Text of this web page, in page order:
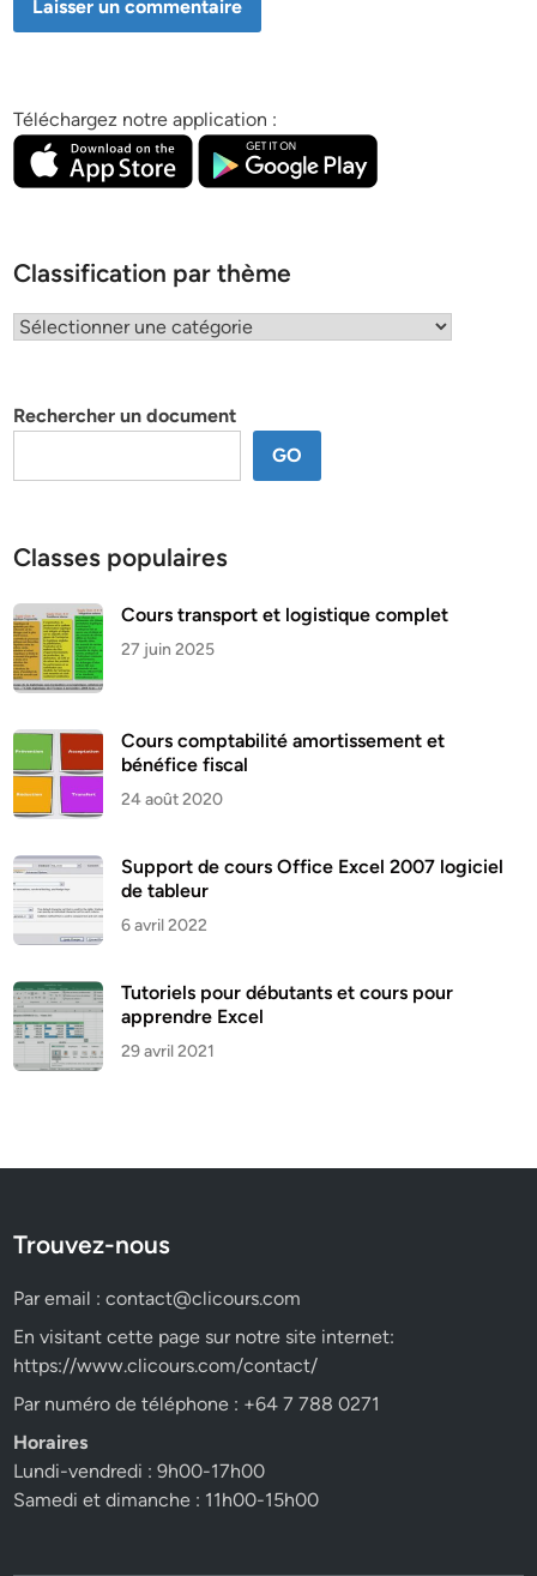
Téléchargez notre application :
Classification par thème
Classification
Rechercher un document
GO
Classes populaires
Cours transport et logistique complet
27 juin 2025
Cours comptabilité amortissement et
bénéfice fiscal
24 août 2020
Support de cours Office Excel 2007 logiciel
de tableur
6 avril 2022
Tutoriels pour débutants et cours pour
apprendre Excel
29 avril 2021
Trouvez-nous
Par email :contact@clicours.com
En visitant cette page sur notre site internet:
https://www.clicours.com/contact/
Par numéro de téléphone : +64 7 788 0271
Horaires
Lundi-vendredi : 9h00-17h00
Samedi et dimanche : 11h00-15h00